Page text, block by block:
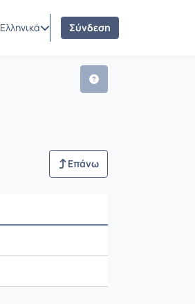
Ελληνικά Σύνδεση
Επάνω